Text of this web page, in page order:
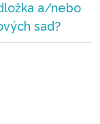
a/nebo
sad?